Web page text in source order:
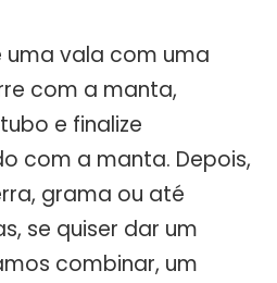
uma vala com uma
com a manta,
e finalize
com a manta. Depois,
grama ou até
se quiser dar um
combinar, um